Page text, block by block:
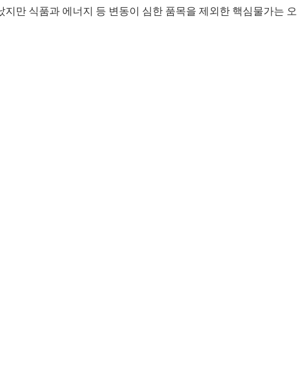
만 식품과 에너지 등 변동이 심한 품목을 제외한 핵심물가는 오